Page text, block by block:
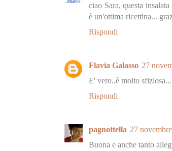
ciao Sara, questa
è un'ottima ricettina...
Rispondi
Flavia Galasso 27
E' vero..è molto
Rispondi
pagnottella 27
Buona e anche tanto